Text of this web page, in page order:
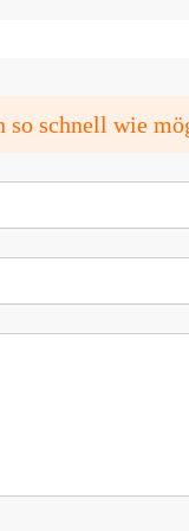
so schnell wie